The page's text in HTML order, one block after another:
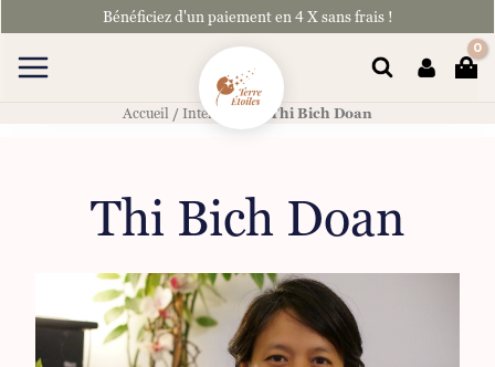
au
Bénéficiez d'un paiement en 4 X sans frais !
Rechercher
Accueil /Intervenant / Thi Bich Doan
Thi Bich Doan